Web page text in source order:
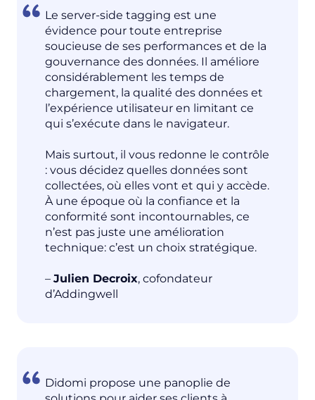
Le server-side tagging est une
évidence pour toute entreprise
soucieuse de ses performances et de la
gouvernance des données. Il améliore
considérablement les temps de
chargement, la qualité des données et
l’expérience utilisateur en limitant ce
qui s’exécute dans le navigateur.
Mais surtout, il vous redonne le contrôle
: vous décidez quelles données sont
collectées, où elles vont et qui y accède.
À une époque où la confiance et la
conformité sont incontournables, ce
n’est pas juste une amélioration
technique: c’est un choix stratégique.
– Julien Decroix, cofondateur
d’Addingwell
Didomi propose une panoplie de